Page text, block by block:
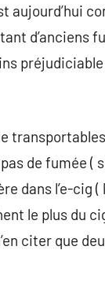
aujourd’hui
d’anciens
de fumée (
dans l’e-cig
le plus du
citer que